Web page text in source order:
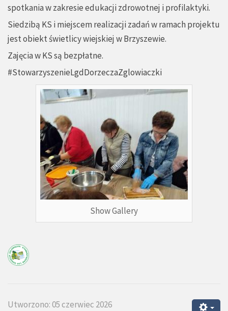
spotkania w zakresie edukacji zdrowotnej i profilaktyki.
Siedzibą KS i miejscem realizacji zadań w ramach projektu
jest obiekt świetlicy wiejskiej w Brzyszewie.
Zajęcia w KS są bezpłatne.
#StowarzyszenieLgdDorzeczaZglowiaczki
Show Gallery
Utworzono: 05 czerwiec 2026